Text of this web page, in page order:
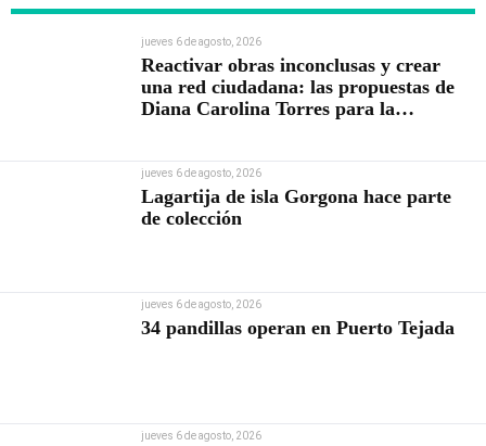
jueves 6 de agosto, 2026
Reactivar obras inconclusas y crear
una red ciudadana: las propuestas de
Diana Carolina Torres para la
jueves 6 de agosto, 2026
Lagartija de isla Gorgona hace parte
de colección
jueves 6 de agosto, 2026
34 pandillas operan en Puerto Tejada
jueves 6 de agosto, 2026